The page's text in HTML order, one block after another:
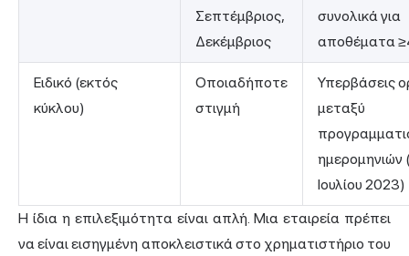
Σεπτέμβριος,
Δεκέμβριος
συνολικά για
αποθέματα
Ειδικό (εκτός
κύκλου)
Οποιαδήποτε
στιγμή
Υπερβάσεις
μεταξύ
ημερομηνιών
Ιουλίου 2023)
Η ίδια η επιλεξιμότητα είναι απλή. Μια εταιρεία πρέπει
να είναι εισηγμένη αποκλειστικά στο χρηματιστήριο του